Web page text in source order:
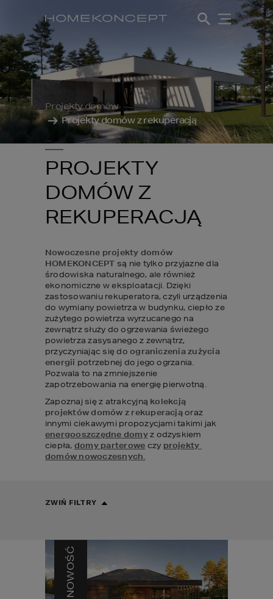
Projekty domów
Projekty domów z rekuperacją
PROJEKTY
DOMÓW Z
REKUPERACJĄ
Nowoczesne projekty domów
HOMEKONCEPT są nie tylko przyjazne dla
środowiska naturalnego, ale również
ekonomiczne w eksploatacji. Dzięki
zastosowaniu rekuperatora, czyli urządzenia
do wymiany powietrza w budynku, ciepło ze
zużytego powietrza wyrzucanego na
zewnątrz służy do ogrzewania świeżego
powietrza zasysanego z zewnątrz,
przyczyniając się do ograniczenia zużycia
energii potrzebnej do jego ogrzania.
Pozwala to na zmniejszenie
zapotrzebowania na energię pierwotną.
Zapoznaj się z atrakcyjną kolekcją
projektów domów z rekuperacją oraz
energooszczędne domy z odzyskiem
ciepła, domy parterowe czy projekty
domów nowoczesnych.
ZWIŃ FILTRY
NOWOŚĆ